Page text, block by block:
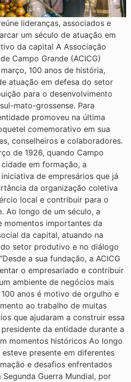
lideranças, associados e
um século de atuação em
da capital A Associação
Campo Grande (ACICG)
100 anos de história,
atuação em defesa do setor
para o desenvolvimento
mato-grossense. Para
promoveu na última
comemorativo em sua
conselheiros e colaboradores.
de 1926, quando Campo
em formação, a
de empresários que já
da organização coletiva
local e contribuir para o
Ao longo de um século, a
momentos importantes da
da capital, atuando na
setor produtivo e no diálogo
a sua fundação, a ACICG
o empresariado e contribuir
ambiente de negócios mais
anos é motivo de orgulho e
ao trabalho de muitas
que ajudaram a construir essa
da entidade durante a
momentos históricos Ao longo
esteve presente em diferentes
e desafios enfrentados
Guerra Mundial, por